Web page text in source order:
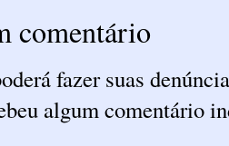
comentário
fazer suas
algum comentário